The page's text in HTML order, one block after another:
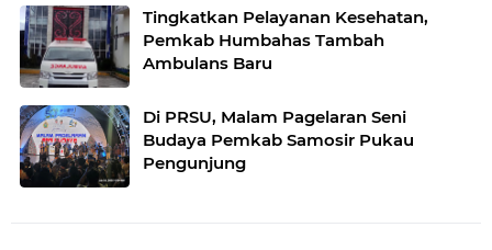
Tingkatkan Pelayanan Kesehatan,
Pemkab Humbahas Tambah
Ambulans Baru
Di PRSU, Malam Pagelaran Seni
Budaya Pemkab Samosir Pukau
Pengunjung